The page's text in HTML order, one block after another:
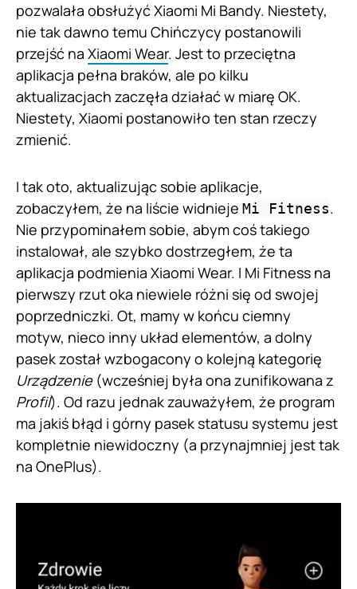
pozwalała obsłużyć Xiaomi Mi Bandy. Niestety,
nie tak dawno temu Chińczycy postanowili
przejść na Xiaomi Wear. Jest to przeciętna
aplikacja pełna braków, ale po kilku
aktualizacjach zaczęła działać w miarę OK.
Niestety, Xiaomi postanowiło ten stan rzeczy
zmienić.
I tak oto, aktualizując sobie aplikacje,
zobaczyłem, że na liście widnieje Mi Fitness.
Nie przypominałem sobie, abym coś takiego
instalował, ale szybko dostrzegłem, że ta
aplikacja podmienia Xiaomi Wear. I Mi Fitness na
pierwszy rzut oka niewiele różni się od swojej
poprzedniczki. Ot, mamy w końcu ciemny
motyw, nieco inny układ elementów, a dolny
pasek został wzbogacony o kolejną kategorię
Urządzenie(wcześniej była ona zunifikowana z
Profil). Od razu jednak zauważyłem, że program
ma jakiś błąd i górny pasek statusu systemu jest
kompletnie niewidoczny (a przynajmniej jest tak
na OnePlus).